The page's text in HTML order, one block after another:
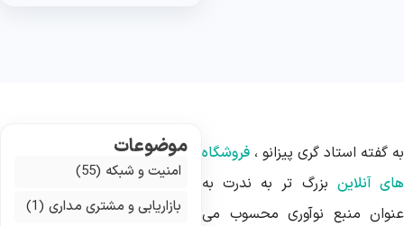
گفته استاد گری پیزانو ،فروشگاه
آنلاینبزرگ تر به ندرت به
منبع نوآوری محسوب می
موضوعات
امنیت و شبکه(55)
بازاریابی و مشتری مداری(1)